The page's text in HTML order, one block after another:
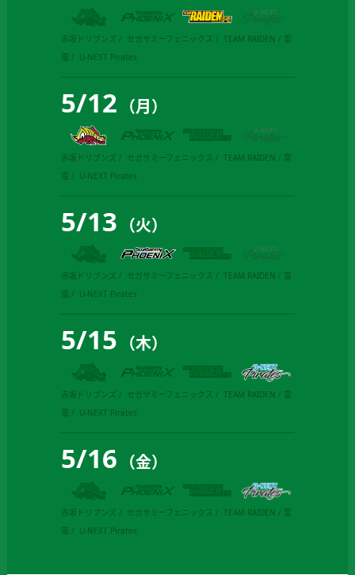
赤坂ドリブンズ セガサミーフェニックス
TEAM RAIDEN / 雷
電
U-NEXT Pirates
5/12 （月）
赤坂ドリブンズ セガサミーフェニックス
TEAM RAIDEN / 雷
電
U-NEXT Pirates
5/13 （火）
赤坂ドリブンズ セガサミーフェニックス
TEAM RAIDEN / 雷
電
U-NEXT Pirates
5/15 （木）
赤坂ドリブンズ セガサミーフェニックス
TEAM RAIDEN / 雷
電
U-NEXT Pirates
5/16 （金）
赤坂ドリブンズ セガサミーフェニックス
TEAM RAIDEN / 雷
電
U-NEXT Pirates